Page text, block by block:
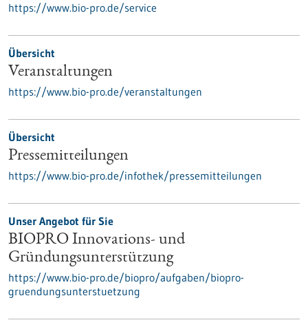
https://www.bio-pro.de/service
Übersicht
Veranstaltungen
https://www.bio-pro.de/veranstaltungen
Übersicht
Pressemitteilungen
https://www.bio-pro.de/infothek/pressemitteilungen
Unser Angebot für Sie
BIOPRO Innovations- und
Gründungsunterstützung
https://www.bio-pro.de/biopro/aufgaben/biopro-
gruendungsunterstuetzung